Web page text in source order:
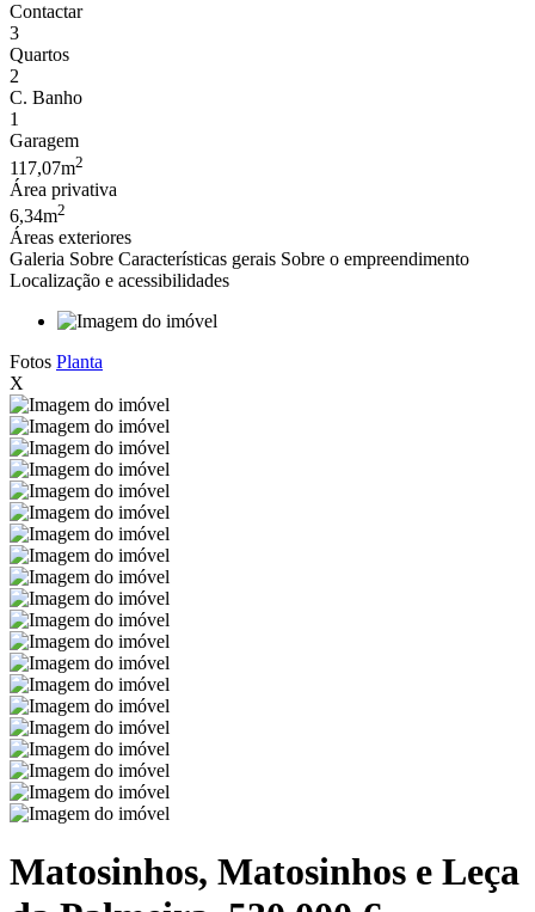
Contactar
3
Quartos
2
C. Banho
1
Garagem
117,07m2
Área privativa
6,34m2
Áreas exteriores
Galeria Sobre Características gerais Sobre o empreendimento
Localização e acessibilidades
Fotos Planta
X
Matosinhos, Matosinhos e Leça